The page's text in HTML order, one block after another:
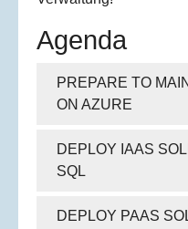
Agenda
PREPARE TO
ON AZURE
DEPLOY IAAS
SQL
DEPLOY PAAS